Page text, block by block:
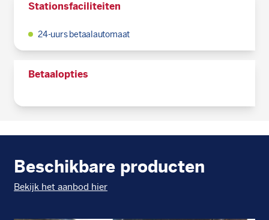
Stationsfaciliteiten
24-uurs betaalautomaat
Betaalopties
Beschikbare producten
Bekijk het aanbod hier